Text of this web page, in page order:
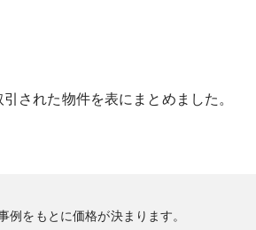
された物件を表にまとめました。
をもとに価格が決まります。